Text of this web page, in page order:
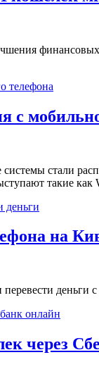
с
стали
такие как
на
деньги
через